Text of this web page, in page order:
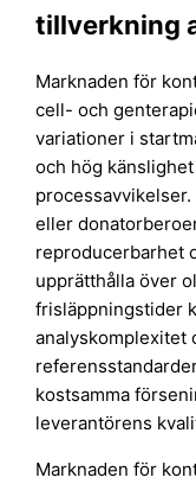
tillverkning
Marknaden för
cell- och
variationer i
och hög
eller
reproducerbarhet
upprätthålla över
frisläppningstider
analyskomplexitet
kostsamma
leverantörens
Marknaden för